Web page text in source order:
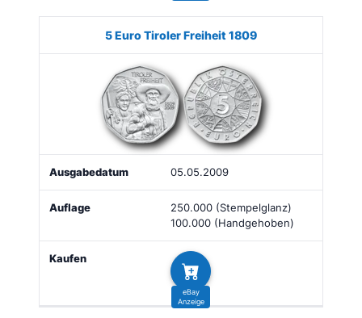
5 Euro Tiroler Freiheit 1809
05.05.2009
250.000 (Stempelglanz)
100.000 (Handgehoben)